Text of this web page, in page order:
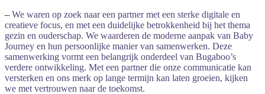
– We waren op zoek naareen partnermet een sterke digitale en
creatieve focus, en met een duidelijke betrokkenheid bij het thema
gezin en ouderschap. We waarderen de moderne aanpak van Baby
Journey en hun persoonlijke maniervan samenwerken. Deze
samenwerking vormt een belangrijk onderdeel van Bugaboo’s
verdere ontwikkeling. Met een partnerdie onze communicatie kan
versterken en ons merk op lange termijn kan laten groeien, kijken
we met vertrouwen naarde toekomst.